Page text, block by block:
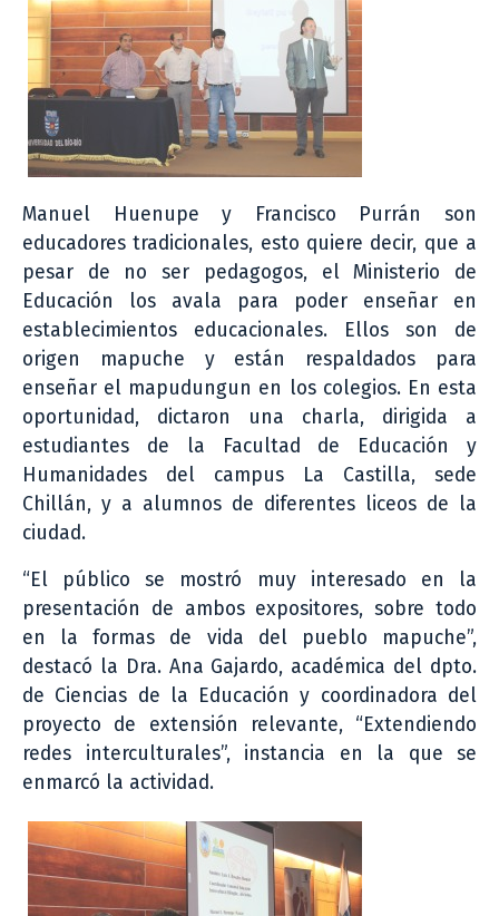
Manuel Huenupe y Francisco Purrán son
educadores tradicionales, esto quiere decir, que a
pesar de no ser pedagogos, el Ministerio de
Educación los avala para poder enseñar en
establecimientos educacionales. Ellos son de
origen mapuche y están respaldados para
enseñar el mapudungun en los colegios. En esta
oportunidad, dictaron una charla, dirigida a
estudiantes de la Facultad de Educación y
Humanidades del campus La Castilla, sede
Chillán, y a alumnos de diferentes liceos de la
ciudad.
“El público se mostró muy interesado en la
presentación de ambos expositores, sobre todo
en la formas de vida del pueblo mapuche”,
destacó la Dra. Ana Gajardo, académica del dpto.
de Ciencias de la Educación y coordinadora del
proyecto de extensión relevante, “Extendiendo
redes interculturales”, instancia en la que se
enmarcó la actividad.